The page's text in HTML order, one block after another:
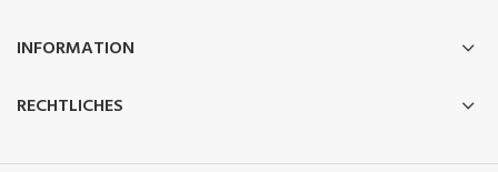
INFORMATION
RECHTLICHES